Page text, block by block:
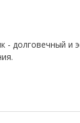
- долговечный и